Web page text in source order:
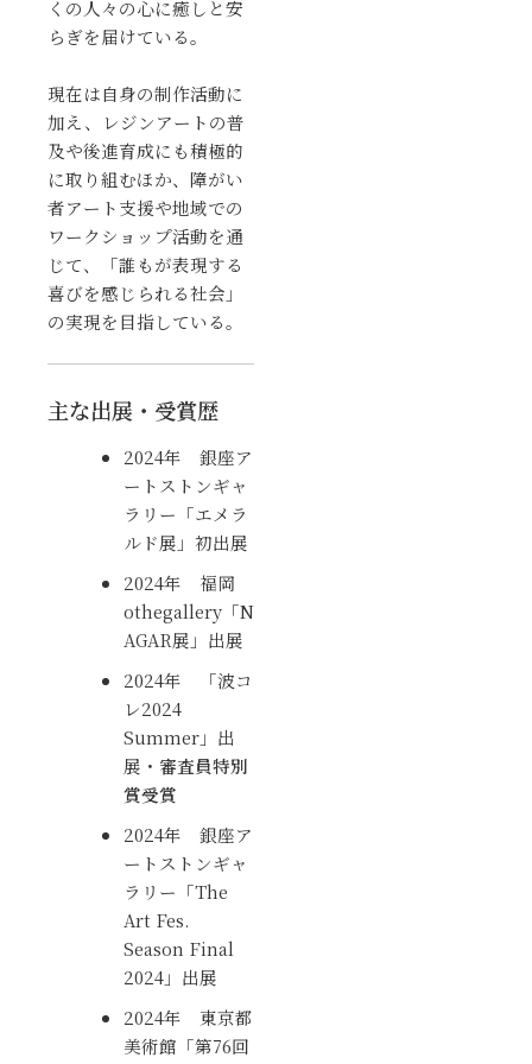
くの人々の心に癒しと安
らぎを届けている。
現在は自身の制作活動に
加え、レジンアートの普
及や後進育成にも積極的
に取り組むほか、障がい
者アート支援や地域での
ワークショップ活動を通
じて、「誰もが表現する
喜びを感じられる社会」
の実現を目指している。
主な出展・受賞歴
2024年 銀座ア
ートストンギャ
ラリー「エメラ
ルド展」初出展
2024年 福岡
othegallery「N
AGAR展」出展
2024年 「波コ
レ2024
Summer」出
展・ 審査員特別
賞受賞
2024年 銀座ア
ートストンギャ
ラリー「The
Art Fes.
Season Final
2024」出展
2024年 東京都
美術館「第76回